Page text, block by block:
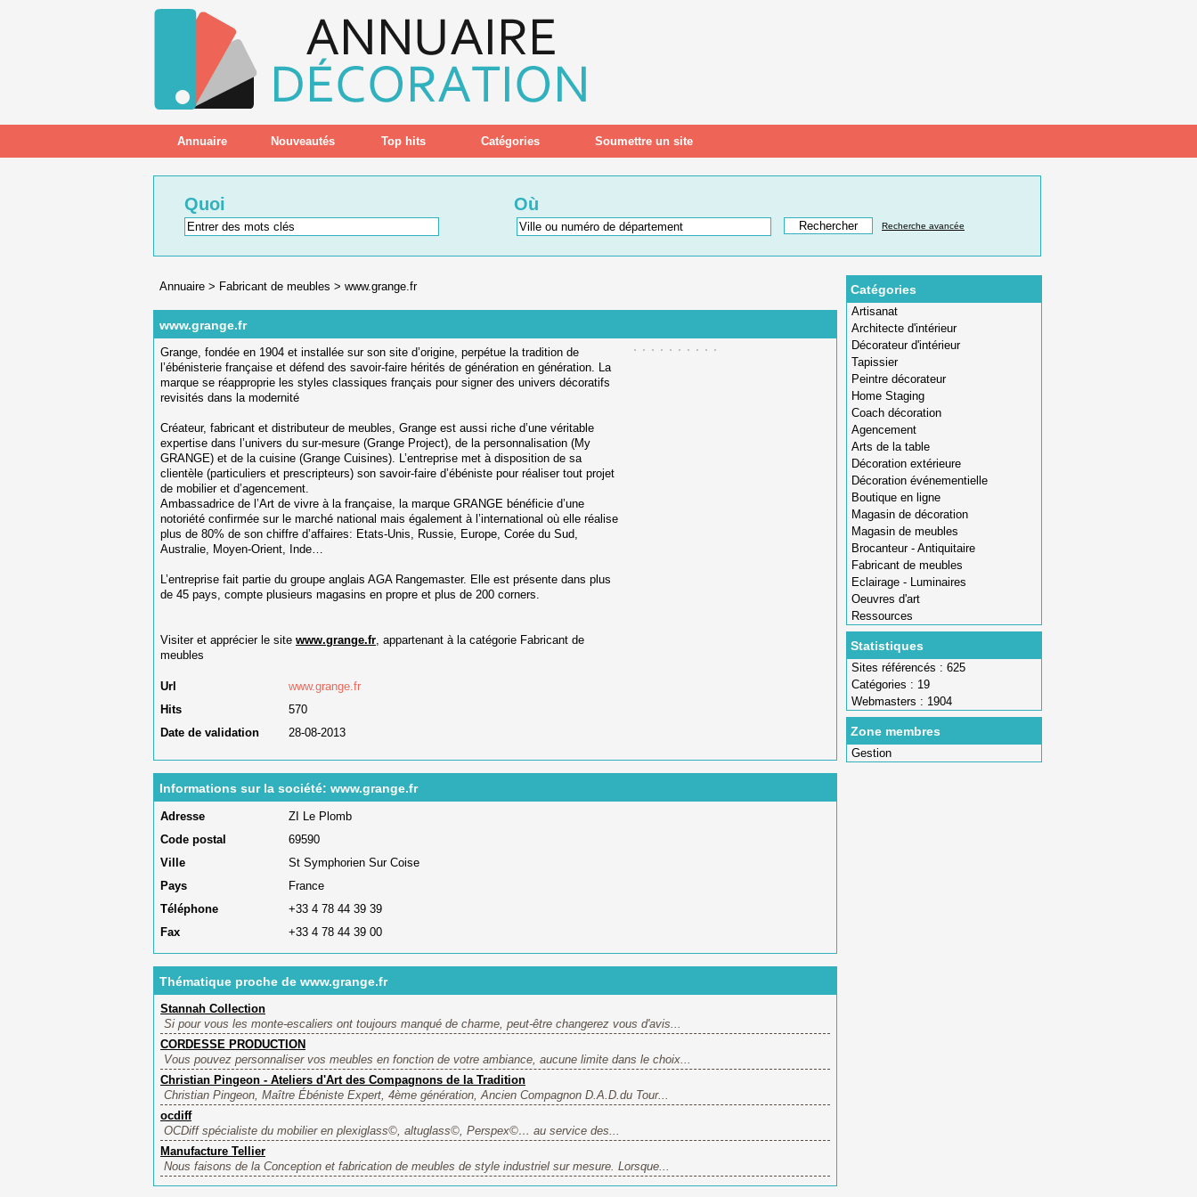
Annuaire Nouveautés Top hits Catégories Soumettre un site
Quoi Où
Recherche avancée
Catégories
Artisanat
Architecte d'intérieur
Décorateur d'intérieur
Tapissier
Peintre décorateur
Home Staging
Coach décoration
Agencement
Arts de la table
Décoration extérieure
Décoration événementielle
Boutique en ligne
Magasin de décoration
Magasin de meubles
Brocanteur - Antiquitaire
Fabricant de meubles
Eclairage - Luminaires
Oeuvres d'art
Ressources
Statistiques
Sites référencés : 625
Catégories : 19
Webmasters : 1904
Zone membres
Gestion
Annuaire > Fabricant de meubles > www.grange.fr
www.grange.fr
Grange, fondée en 1904 et installée sur son site d’origine, perpétue la tradition de
l’ébénisterie française et défend des savoir-faire hérités de génération en génération. La
marque se réapproprie les styles classiques français pour signer des univers décoratifs
revisités dans la modernité
Créateur, fabricant et distributeur de meubles, Grange est aussi riche d’une véritable
expertise dans l’univers du sur-mesure (Grange Project), de la personnalisation (My
GRANGE) et de la cuisine (Grange Cuisines). L’entreprise met à disposition de sa
clientèle (particuliers et prescripteurs) son savoir-faire d’ébéniste pour réaliser tout projet
de mobilier et d’agencement.
Ambassadrice de l’Art de vivre à la française, la marque GRANGE bénéficie d’une
notoriété confirmée sur le marché national mais également à l’international où elle réalise
plus de 80% de son chiffre d’affaires: Etats-Unis, Russie, Europe, Corée du Sud,
Australie, Moyen-Orient, Inde…
L’entreprise fait partie du groupe anglais AGA Rangemaster. Elle est présente dans plus
de 45 pays, compte plusieurs magasins en propre et plus de 200 corners.
Visiter et apprécier le site www.grange.fr, appartenant à la catégorie Fabricant de
meubles
Url
www.grange.fr
Hits
570
Date de validation
28-08-2013
Informations sur la société: www.grange.fr
Adresse
ZI Le Plomb
Code postal
69590
Ville
St Symphorien Sur Coise
Pays
France
Téléphone
+33 4 78 44 39 39
Fax
+33 4 78 44 39 00
Thématique proche de www.grange.fr
Stannah Collection
Si pour vous les monte-escaliers ont toujours manqué de charme, peut-être changerez vous d'avis...
CORDESSE PRODUCTION
Vous pouvez personnaliser vos meubles en fonction de votre ambiance, aucune limite dans le choix...
Christian Pingeon - Ateliers d'Art des Compagnons de la Tradition
Christian Pingeon, Maître Ébéniste Expert, 4ème génération, Ancien Compagnon D.A.D.du Tour...
ocdiff
OCDiff spécialiste du mobilier en plexiglass©, altuglass©, Perspex©… au service des...
Manufacture Tellier
Nous faisons de la Conception et fabrication de meubles de style industriel sur mesure. Lorsque...